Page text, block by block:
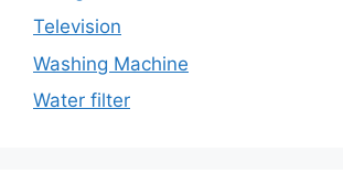
Television
Washing Machine
Water filter